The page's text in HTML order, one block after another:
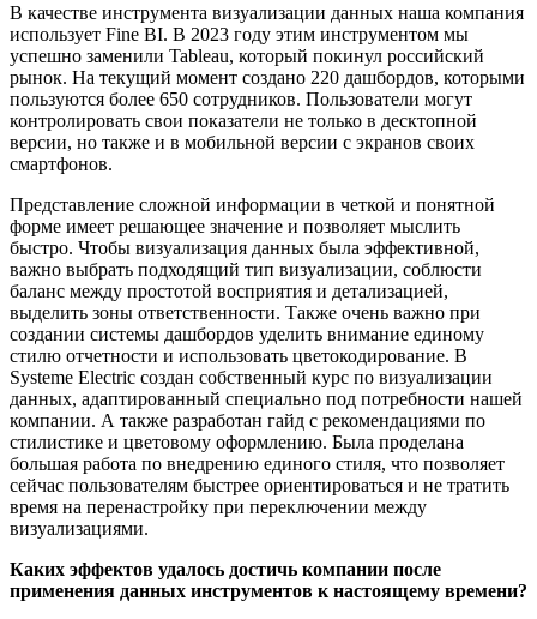
В качестве инструмента визуализации данных наша компания
использует Fine BI. В 2023 году этим инструментом мы
успешно заменили Tableau, который покинул российский
рынок. На текущий момент создано 220 дашбордов, которыми
пользуются более 650 сотрудников. Пользователи могут
контролировать свои показатели не только в десктопной
версии, но также и в мобильной версии с экранов своих
смартфонов.
Представление сложной информации в четкой и понятной
форме имеет решающее значение и позволяет мыслить
быстро. Чтобы визуализация данных была эффективной,
важно выбрать подходящий тип визуализации, соблюсти
баланс между простотой восприятия и детализацией,
выделить зоны ответственности. Также очень важно при
создании системы дашбордов уделить внимание единому
стилю отчетности и использовать цветокодирование. В
Systeme Electric создан собственный курс по визуализации
данных, адаптированный специально под потребности нашей
компании. А также разработан гайд с рекомендациями по
стилистике и цветовому оформлению. Была проделана
большая работа по внедрению единого стиля, что позволяет
сейчас пользователям быстрее ориентироваться и не тратить
время на перенастройку при переключении между
визуализациями.
Каких эффектов удалось достичь компании после
применения данных инструментов к настоящему времени?